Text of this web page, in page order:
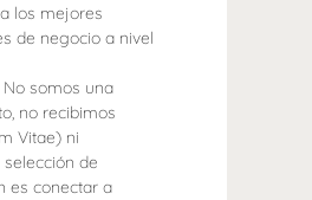
los mejores
de negocio a nivel
No somos una
no recibimos
Vitae) ni
de
es conectar a